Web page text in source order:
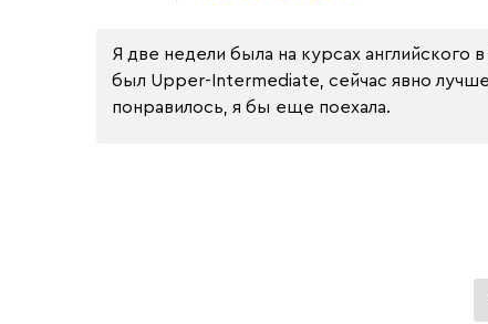
Я две недели была на курсах
был Upper-Intermediate, сейчас явно
понравилось, я бы еще поехала.